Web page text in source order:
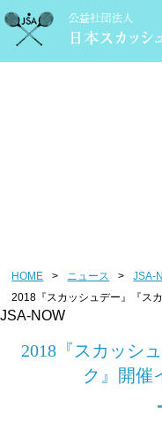
HOME > ニュース > JSA-
2018『スカッシュデー』『ス
JSA-NOW
2018『スカッシ
ク』開催